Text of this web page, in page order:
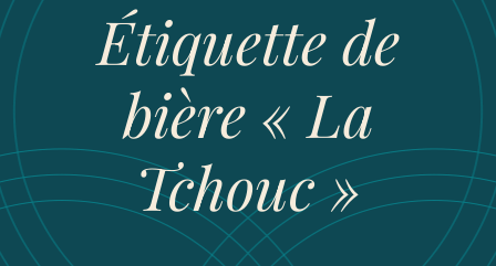
Étiquette de
bière « La
Tchouc »